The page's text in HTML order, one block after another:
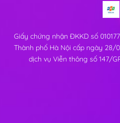
Giấy chứng nhận ĐKKD số
Thành phố Hà Nội cấp ngày 28/
dịch vụ Viễn thông số 147/